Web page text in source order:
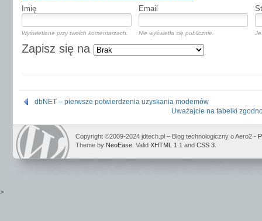
Imię Email
Wyświetlane przy twoich komentarzach. Nie wyświetla się publicznie.
Zapisz się na
dbNET – pierwsze potwierdzenia uzyskania modemów
Uważajcie na tabelki
Copyright ©2009-2024 jdtech.pl – Blog technologiczny o Aero2 -
Theme by NeoEase . Valid XHTML 1.1 and CSS 3
>